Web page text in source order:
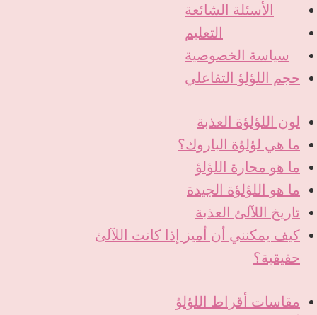
الأسئلة الشائعة
التعليم
سياسة الخصوصية
حجم اللؤلؤ التفاعلي
لون اللؤلؤة العذبة
ما هي لؤلؤة الباروك؟
ما هو محارة اللؤلؤ
ما هو اللؤلؤة الجيدة
تاريخ اللآلئ العذبة
كيف يمكنني أن أميز إذا كانت اللآلئ
حقيقية؟
مقاسات أقراط اللؤلؤ